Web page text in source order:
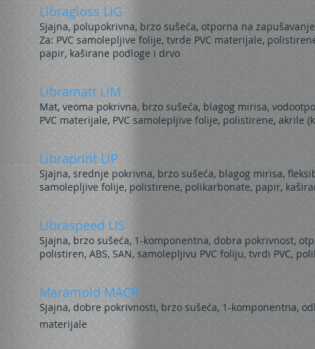
Libragloss LIG
Sjajna, polupokrivna, brzo sušeća, otporna na
Za: PVC samolepljive folije, tvrde PVC materijale,
papir, kaširane podloge i drvo
Libramatt LIM
Mat, veoma pokrivna, brzo sušeća, blagog mirisa,
PVC materijale, PVC samolepljive folije, polistirene, akrile
Libraprint LIP
Sjajna, srednje pokrivna, brzo sušeća, blagog mirisa,
samolepljive folije, polistirene, polikarbonate, papir,
Libraspeed LIS
Sjajna, brzo sušeća, 1-komponentna, dobra pokrivnost,
polistiren, ABS, SAN, samolepljivu PVC foliju, tvrdi PVC,
Maramold MACR
Sjajna, dobre pokrivnosti, brzo sušeća, 1-komponentna,
materijale